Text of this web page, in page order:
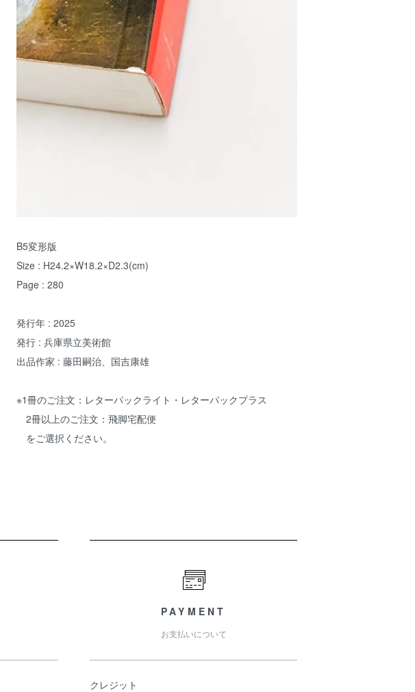
B5変形版
Size : H24.2×W18.2×D2.3(cm)
Page : 280
発行年 : 2025
発行 : 兵庫県立美術館
出品作家 : 藤田嗣治、国吉康雄
※1冊のご注文：レターパックライト・レターパックプラス
2冊以上のご注文：飛脚宅配便
をご選択ください。
PAYMENT
お支払いについて
クレジット